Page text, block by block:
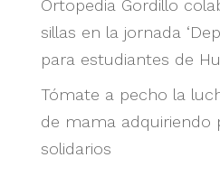
Ortopedia Gordillo
sillas en la jornada
para estudiantes de
Tómate a pecho la
de mama adquiriendo
solidarios